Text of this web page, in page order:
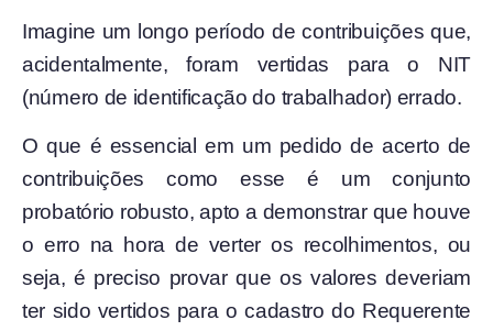
Imagine um longo período de contribuições que,
acidentalmente, foram vertidas para o NIT
(número de identificação do trabalhador) errado.
O que é essencial em um pedido de acerto de
contribuições como esse é um conjunto
probatório robusto, apto a demonstrar que houve
o erro na hora de verter os recolhimentos, ou
seja, é preciso provar que os valores deveriam
ter sido vertidos para o cadastro do Requerente